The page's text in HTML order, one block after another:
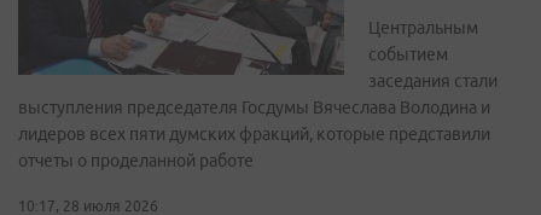
Центральным
событием
заседания стали
выступления председателя Госдумы Вячеслава Володина и
лидеров всех пяти думских фракций, которые представили
отчеты о проделанной работе
10:17, 28 июля 2026